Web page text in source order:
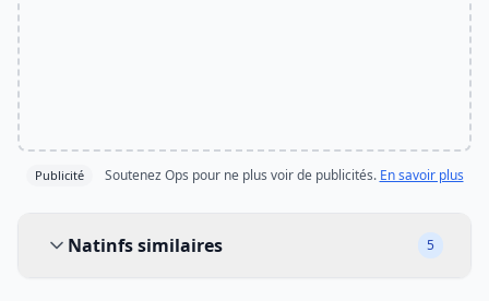
Publicité Soutenez Ops pour ne plus voir de publicités. En savoir plus
Natinfs similaires
5